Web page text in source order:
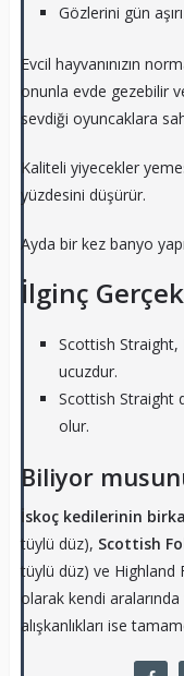
Gözlerini gün
Evcil hayvanınızın
onunla evde gezebilir
sevdiği oyuncaklara
Kaliteli yiyecekler
yüzdesini düşürür.
Ayda bir kez banyo
İlginç
Scottish Straight,
ucuzdur.
Scottish Straight
olur.
Biliyor
İskoç kedilerinin
tüylü düz), Scottish
tüylü düz) ve Highland
olarak kendi aralarında
alışkanlıkları ise